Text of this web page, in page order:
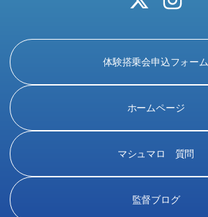
体験搭乗会申込フォーム
ホームページ
マシュマロ 質問
監督ブログ